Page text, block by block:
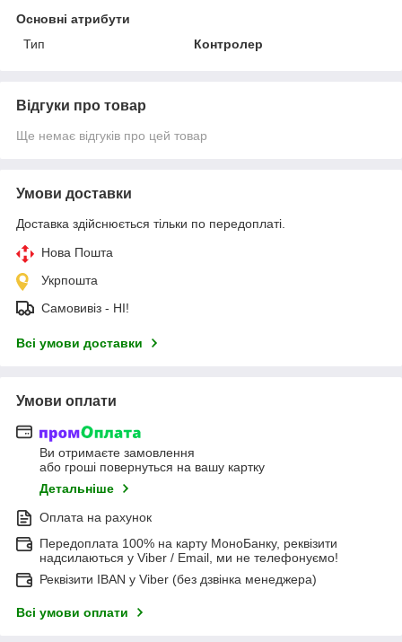
Основні атрибути
Тип
Контролер
Відгуки про товар
Ще немає відгуків про цей товар
Умови доставки
Доставка здійснюється тільки по передоплаті.
Нова Пошта
Укрпошта
Самовивіз - НІ!
Всі умови доставки
Умови оплати
Ви отримаєте замовлення
або гроші повернуться на вашу картку
Детальніше
Оплата на рахунок
Передоплата 100% на карту МоноБанку, реквізити
надсилаються у Viber / Email, ми не телефонуємо!
Реквізити IBAN у Viber (без дзвінка менеджера)
Всі умови оплати